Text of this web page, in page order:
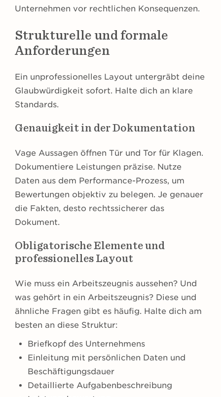
Unternehmen vor rechtlichen Konsequenzen.
Strukturelle und formale
Anforderungen
Ein unprofessionelles Layout untergräbt deine
Glaubwürdigkeit sofort. Halte dich an klare
Standards.
Genauigkeit in der Dokumentation
Vage Aussagen öffnen Tür und Tor für Klagen.
Dokumentiere Leistungen präzise. Nutze
Daten aus dem Performance-Prozess, um
Bewertungen objektiv zu belegen. Je genauer
die Fakten, desto rechtssicherer das
Dokument.
Obligatorische Elemente und
professionelles Layout
Wie muss ein Arbeitszeugnis aussehen? Und
was gehört in ein Arbeitszeugnis? Diese und
ähnliche Fragen gibt es häufig. Halte dich am
besten an diese Struktur:
Briefkopf des Unternehmens
Einleitung mit persönlichen Daten und
Beschäftigungsdauer
Detaillierte Aufgabenbeschreibung